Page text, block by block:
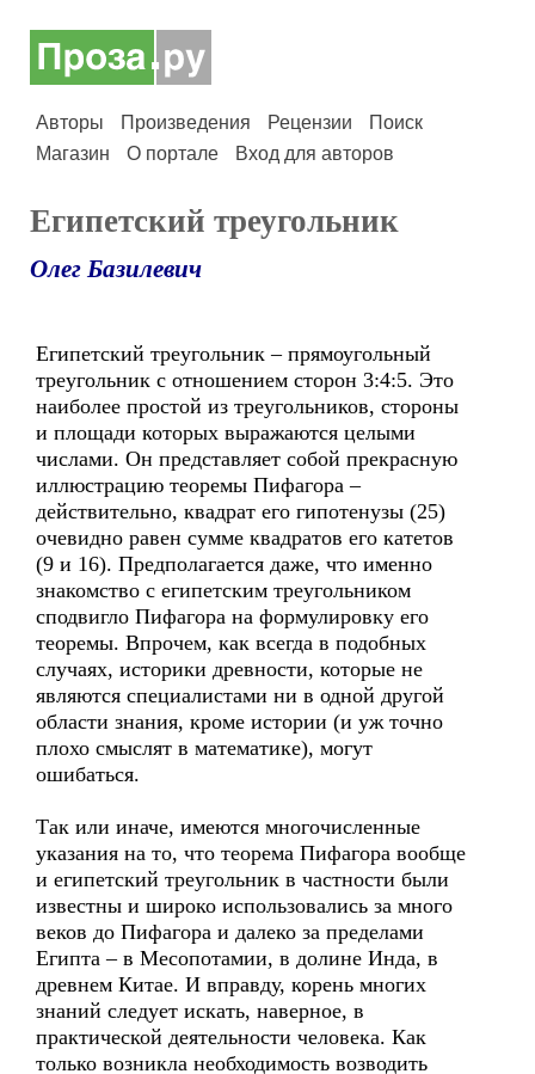
Авторы Произведения Рецензии
Поиск
Магазин
О портале Вход для авторов
Египетский треугольник
Олег Базилевич
Египетский треугольник – прямоугольный
треугольник с отношением сторон 3:4:5. Это
наиболее простой из треугольников, стороны
и площади которых выражаются целыми
числами. Он представляет собой прекрасную
иллюстрацию теоремы Пифагора –
действительно, квадрат его гипотенузы (25)
очевидно равен сумме квадратов его катетов
(9 и 16). Предполагается даже, что именно
знакомство с египетским треугольником
сподвигло Пифагора на формулировку его
теоремы. Впрочем, как всегда в подобных
случаях, историки древности, которые не
являются специалистами ни в одной другой
области знания, кроме истории (и уж точно
плохо смыслят в математике), могут
ошибаться.
Так или иначе, имеются многочисленные
указания на то, что теорема Пифагора вообще
и египетский треугольник в частности были
известны и широко использовались за много
веков до Пифагора и далеко за пределами
Египта – в Месопотамии, в долине Инда, в
древнем Китае. И вправду, корень многих
знаний следует искать, наверное, в
практической деятельности человека. Как
только возникла необходимость возводить